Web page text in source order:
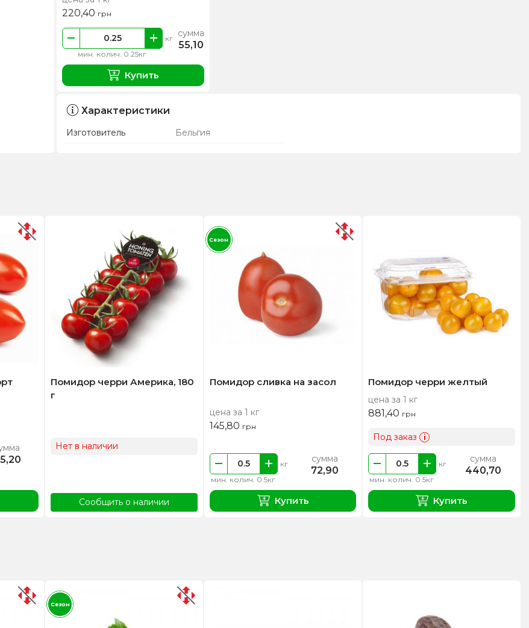
220,40 грн
мин. колич. 0.25кг
кг сумма
55,10
Купить
Характеристики
Изготовитель Бельгия
Помидор черри Америка, 180
г
Нет в наличии
Сообщить о наличии
Помидор сливка на засол
цена за 1 кг
145,80 грн
мин. колич. 0.5кг
кг сумма
72,90
Купить
Сезон
Помидор черри желтый
цена за 1 кг
881,40 грн
Под заказ i
мин. колич. 0.5кг
кг сумма
440,70
Купить
Сезон